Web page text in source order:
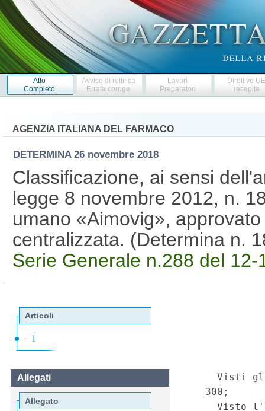
Atto
Completo
Avviso di rettifica
Errata corrige
Lavori
Preparatori
Direttive
recepite
AGENZIA ITALIANA DEL FARMACO
DETERMINA 26 novembre 2018
Classificazione, ai sensi
legge 8 novembre 2012, n.
umano «Aimovig»,
centralizzata. (Determina n.
Serie Generale n.288 del 12-